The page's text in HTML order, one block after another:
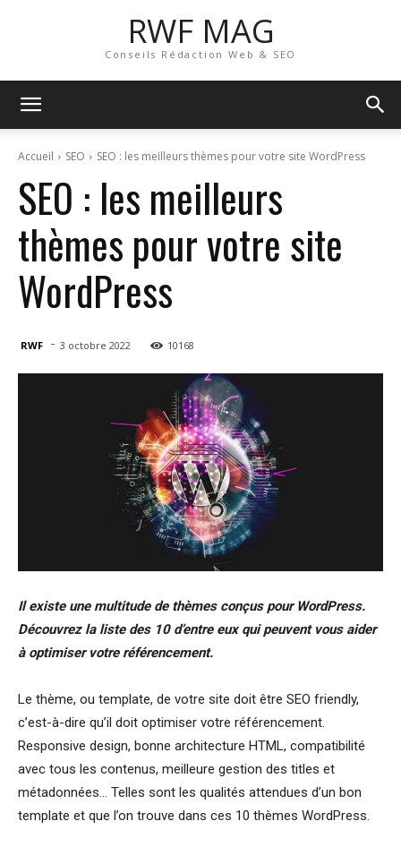
RWF MAG
Conseils Rédaction Web & SEO
Accueil SEO SEO : les meilleurs thèmes pour votre site WordPress
SEO : les meilleurs
thèmes pour votre site
WordPress
RWF - 3 octobre 2022 10168
Il existe une multitude de thèmes conçus pour WordPress.
Découvrez la liste des 10 d’entre eux qui peuvent vous aider
à optimiser votre référencement.
Le thème, ou template, de votre site doit être SEO friendly,
c’est-à-dire qu’il doit optimiser votre référencement.
Responsive design, bonne architecture HTML, compatibilité
avec tous les contenus, meilleure gestion des titles et
métadonnées… Telles sont les qualités attendues d’un bon
template et que l’on trouve dans ces 10 thèmes WordPress.